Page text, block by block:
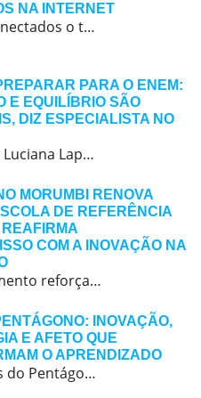
NA INTERNET
Vivemos conectados o tempo todo — assistindo vídeos, jogando online, conversando com amigos e descobrindo novidades nas redes sociais. Mas será que sabemos usar tudo isso com segurança e consciência? 🤔. Este quiz interativo sobre Cidadania Digital foi criado para ajudar você a refletir sobre o uso responsável da internet, das redes sociais e dos […]
PARA O ENEM:
E EQUILÍBRIO SÃO
DIZ ESPECIALISTA NO
A psicóloga Luciana Lapa, orientadora educacional do Colégio Pentágono Morumbi, participou do telejornal SP1, da TV Globo, no dia 8 de novembro, para comentar sobre a preparação emocional dos estudantes na véspera do Enem. Durante a entrevista, ela destacou que o dia anterior à prova deve ser dedicado ao descanso e à tranquilidade. Segundo a […]
MORUMBI RENOVA
DE REFERÊNCIA
COM A INOVAÇÃO NA
Reconhecimento reforça o papel de referência do colégio em tecnologia educacional, formação docente e práticas pedagógicas inovadora O Pentágono Morumbi acaba de renovar o Selo de Escola de Referência Google, um reconhecimento que vai muito além do uso de tecnologias em sala de aula e representa o compromisso coletivo da escola com a inovação, a […]
INOVAÇÃO,
E AFETO QUE
O APRENDIZADO
Educadoras do Pentágono são finalistas em prêmio nacional de boas práticas educacionais O Colégio Pentágono reafirma seu compromisso com uma educação inovadora, bilíngue e centrada no aluno, que alia tecnologia, criatividade e afeto para formar cidadãos preparados para o futuro.Acreditamos que a inovação é um pilar essencial para transformar a experiência de aprendizagem. Recentemente, nossas […]